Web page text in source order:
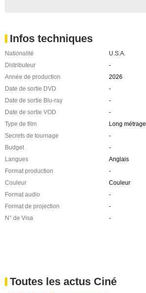
Infos techniques
Nationalité
U.S.A.
Distributeur
-
Année de production
2026
Date de sortie DVD
-
Date de sortie Blu-ray
-
Date de sortie VOD
-
Type de film
Long métrage
Secrets de tournage
-
Budget
-
Langues
Anglais
Format production
-
Couleur
Couleur
Format audio
-
Format de projection
-
N° de Visa
-
Toutes les actus Ciné